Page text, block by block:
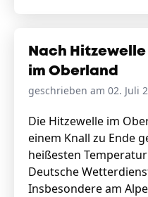
Nach
im Oberland
geschrieben am 02. Juli
Die Hitzewelle im
einem Knall zu Ende
heißesten
Deutsche
Insbesondere am